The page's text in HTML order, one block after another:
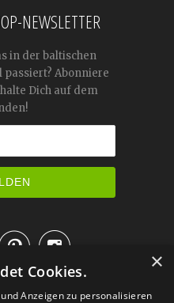
NEWSLETTER
in der baltischen
Abonniere
Dich auf dem
 ×
Cookies.
Anzeigen zu personalisieren